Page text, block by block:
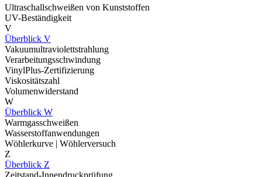
Ultraschallschweißen von Kunststoffen
UV-Beständigkeit
V
Überblick V
Vakuumultraviolettstrahlung
Verarbeitungsschwindung
VinylPlus-Zertifizierung
Viskositätszahl
Volumenwiderstand
W
Überblick W
Warmgasschweißen
Wasserstoffanwendungen
Wöhlerkurve | Wöhlerversuch
Z
Überblick Z
Zeitstand-Innendruckprüfung